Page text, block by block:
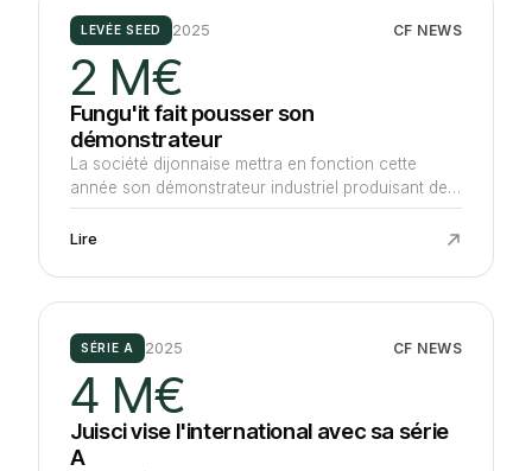
LEVÉE SEED 2025 CF NEWS
2 M€
Fungu'it fait pousser son
démonstrateur
La société dijonnaise mettra en fonction cette
année son démonstrateur industriel produisant des
arômes alimentaires grâce à des champignons en
levant un amorçage de 2 M€ mené par Asterion
Lire
SÉRIE A 2025 CF NEWS
4 M€
Juisci vise l'international avec sa série
A